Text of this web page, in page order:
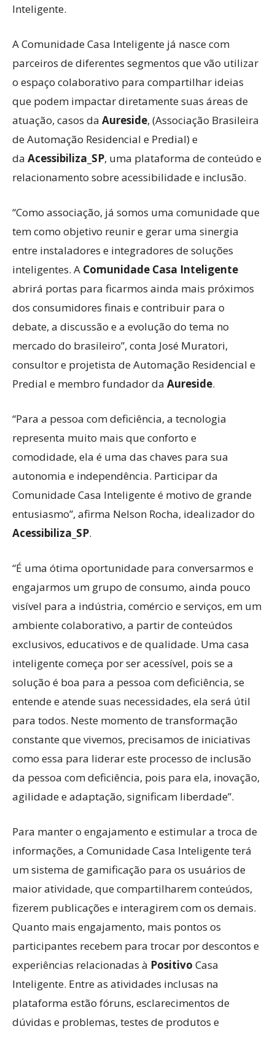
Inteligente.
A Comunidade Casa Inteligente já nasce com
parceiros de diferentes segmentos que vão utilizar
o espaço colaborativo para compartilhar ideias
que podem impactar diretamente suas áreas de
atuação, casos da Aureside, (Associação Brasileira
de Automação Residencial e Predial) e
da Acessibiliza_SP, uma plataforma de conteúdo e
relacionamento sobre acessibilidade e inclusão.
“Como associação, já somos uma comunidade que
tem como objetivo reunir e gerar uma sinergia
entre instaladores e integradores de soluções
inteligentes. A Comunidade Casa Inteligente
abrirá portas para ficarmos ainda mais próximos
dos consumidores finais e contribuir para o
debate, a discussão e a evolução do tema no
mercado do brasileiro”, conta José Muratori,
consultor e projetista de Automação Residencial e
Predial e membro fundador da Aureside.
“Para a pessoa com deficiência, a tecnologia
representa muito mais que conforto e
comodidade, ela é uma das chaves para sua
autonomia e independência. Participar da
Comunidade Casa Inteligente é motivo de grande
entusiasmo”, afirma Nelson Rocha, idealizador do
Acessibiliza_SP.
“É uma ótima oportunidade para conversarmos e
engajarmos um grupo de consumo, ainda pouco
visível para a indústria, comércio e serviços, em um
ambiente colaborativo, a partir de conteúdos
exclusivos, educativos e de qualidade. Uma casa
inteligente começa por ser acessível, pois se a
solução é boa para a pessoa com deficiência, se
entende e atende suas necessidades, ela será útil
para todos. Neste momento de transformação
constante que vivemos, precisamos de iniciativas
como essa para liderar este processo de inclusão
da pessoa com deficiência, pois para ela, inovação,
agilidade e adaptação, significam liberdade”.
Para manter o engajamento e estimular a troca de
informações, a Comunidade Casa Inteligente terá
um sistema de gamificação para os usuários de
maior atividade, que compartilharem conteúdos,
fizerem publicações e interagirem com os demais.
Quanto mais engajamento, mais pontos os
participantes recebem para trocar por descontos e
experiências relacionadas à Positivo Casa
Inteligente. Entre as atividades inclusas na
plataforma estão fóruns, esclarecimentos de
dúvidas e problemas, testes de produtos e